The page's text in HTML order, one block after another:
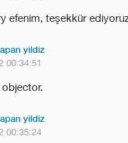
efenim, teşekkür
yildiz
00:34:51
objector.
yildiz
00:35:24